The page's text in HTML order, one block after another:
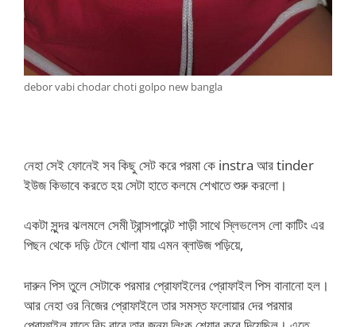
debor vabi chodar choti golpo new bangla
নেহা সেই ফোনেই সব কিছু সেট করে পরমা কে instra আর tinder
ইউজ কিভাবে করতে হয় সেটা হাতে কলমে শেখাতে শুরু করলো।
একটা সুন্দর ঝলমলে সেমী ট্রান্সপারেন্ট শাড়ী সাথে স্লিভলেস লো কাটিং এর
পিছন থেকে দড়ি টেনে খোলা যায় এমন ব্লাউজ পড়িয়ে,
দারুন পিস তুলে সেটাকে পরমার প্রোফাইলের প্রোফাইল পিস বানানো হল।
আর নেহা ওর নিজের প্রোফাইলে তার সমস্ত ফলোয়ার দের পরমার